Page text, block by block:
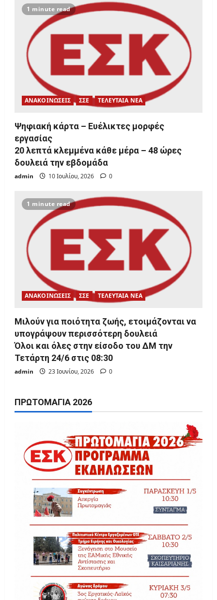
1 minute read
ΑΝΑΚΟΙΝΩΣΕΙΣ ΣΣΕ ΤΕΛΕΥΤΑΙΑ ΝΕΑ
Ψηφιακή κάρτα – Ευέλικτες μορφές
εργασίας
20 λεπτά κλεμμένα κάθε μέρα – 48 ώρες
δουλειά την εβδομάδα
admin 10 Ιουλίου, 2026 0
1 minute read
ΑΝΑΚΟΙΝΩΣΕΙΣ ΣΣΕ ΤΕΛΕΥΤΑΙΑ ΝΕΑ
Μιλούν για ποιότητα ζωής, ετοιμάζονται να
υπογράψουν περισσότερη δουλειά
Όλοι και όλες στην είσοδο του ΔΜ την
Τετάρτη 24/6 στις 08:30
admin 23 Ιουνίου, 2026 0
ΠΡΩΤΟΜΑΓΙΆ 2026